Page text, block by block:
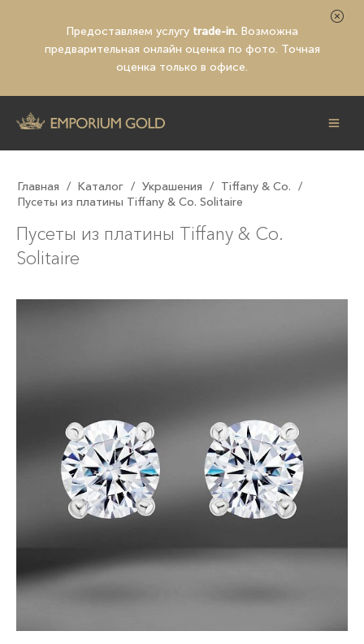
Предоставляем услугу trade-in. Возможна
предварительная онлайн оценка по фото. Точная
оценка только в офисе.
Главная / Каталог / Украшения / Tiffany & Co. /
Пусеты из платины Tiffany & Co. Solitaire
Пусеты из платины Tiffany & Co.
Solitaire